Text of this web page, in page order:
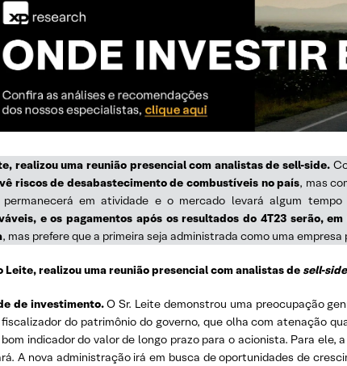
realizou uma reunião presencial com analistas de sell-side.
riscos de desabastecimento de combustíveis no país, mas
permanecerá em atividade e o mercado levará algum
e os pagamentos após os resultados do 4T23 serão,
, mas prefere que a primeira seja administrada como uma
Leite, realizou uma reunião presencial com analistas de sell-side
de investimento.O Sr. Leite demonstrou uma preocupação
fiscalizador do patrimônio do governo, que olha com atenação
indicador do valor de longo prazo para o acionista. Para
A nova administração irá em busca de oportunidades de